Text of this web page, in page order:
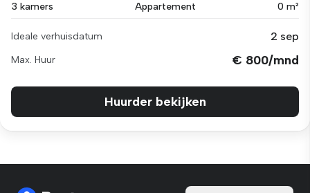
3 kamers Appartement 0 m²
Ideale verhuisdatum 2 sep
Max. Huur € 800/mnd
Huurder bekijken